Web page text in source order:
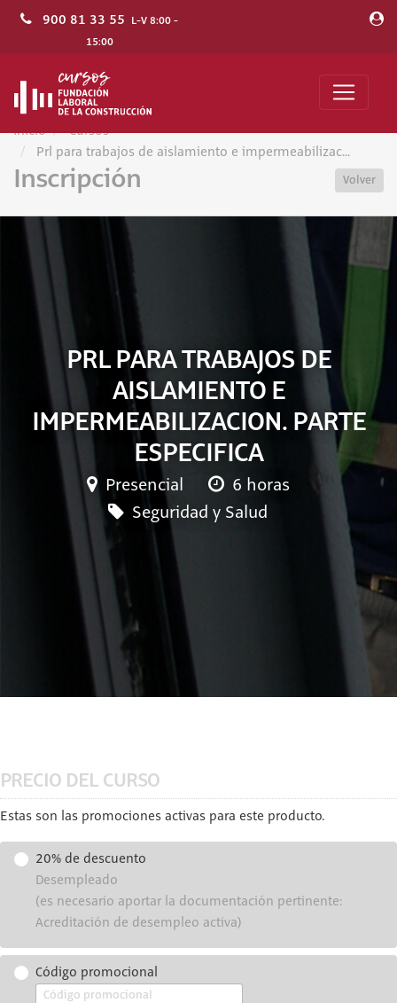
900 81 33 55 L-V 8:00 -
15:00
Inicio
Cursos
Prl para trabajos de aislamiento e impermeabilizac...
Inscripción Volver
PRL PARA TRABAJOS DE
AISLAMIENTO E
IMPERMEABILIZACION. PARTE
ESPECIFICA
Presencial
6 horas
Seguridad y Salud
PRECIO DEL CURSO
Estas son las promociones activas para este producto.
20% de descuento
Desempleado
(es necesario aportar la documentación pertinente:
Acreditación de desempleo activa)
Código promocional